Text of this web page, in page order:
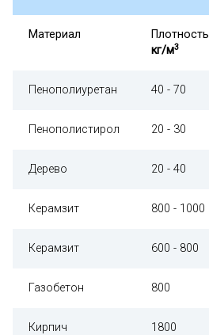
Материал
Плотность
кг/м3
Пенополиуретан 40 - 70
Пенополистирол 20 - 30
Дерево 20 - 40
Керамзит 800 - 1000
Керамзит 600 - 800
Газобетон 800
Кирпич 1800